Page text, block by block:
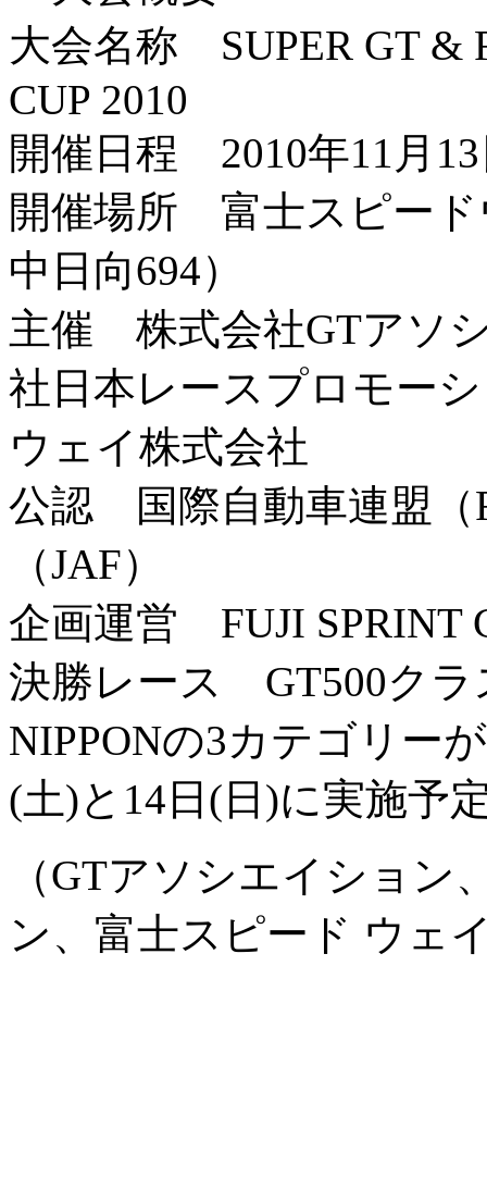
大会名称 SUPER GT &
CUP 2010
開催日程 2010年11月
開催場所 富士スピード
中日向694）
主催 株式会社GTアソ
社日本レースプロモー
ウェイ株式会社
公認 国際自動車連盟（
（JAF）
企画運営 FUJI SPRINT
決勝レース GT500クラ
NIPPONの3カテゴリー
(土)と14日(日)に実施予
（GTアソシエイショ
ン、富士スピード ウェ